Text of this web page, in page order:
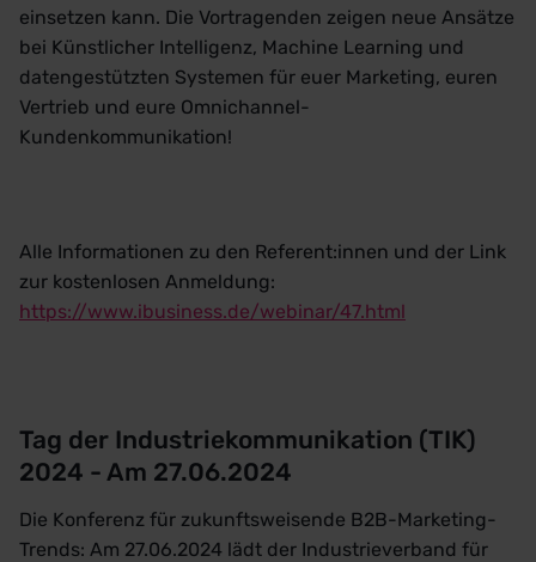
einsetzen kann. Die Vortragenden zeigen neue Ansätze
bei Künstlicher Intelligenz, Machine Learning und
datengestützten Systemen für euer Marketing, euren
Vertrieb und eure Omnichannel-
Kundenkommunikation!
Alle Informationen zu den Referent:innen und der Link
zur kostenlosen Anmeldung:
https://www.ibusiness.de/webinar/47.html
Tag der Industriekommunikation (TIK)
2024 - Am 27.06.2024
Die Konferenz für zukunftsweisende B2B-Marketing-
Trends: Am 27.06.2024 lädt der Industrieverband für